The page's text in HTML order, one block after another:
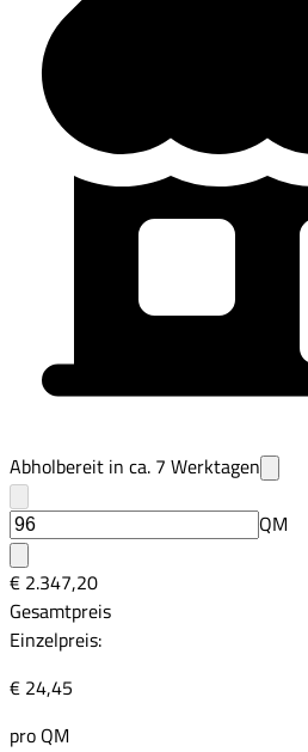
Abholbereit in ca. 7 Werktagen
QM
€ 2.347,20
Gesamtpreis
Einzelpreis:
€ 24,45
pro QM